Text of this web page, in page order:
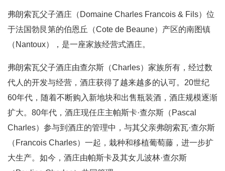
弗朗索瓦父子酒庄（Domaine Charles Francois & Fils）位
于法国勃艮第的伯恩丘（Cote de Beaune）产区的南图镇
（Nantoux），是一座家族经营式酒庄。
弗朗索瓦父子酒庄由查尔斯（Charles）家族所有，经过数
代人的开发与经营，酒庄获得了越来越多的认可。20世纪
60年代，随着不断购入新地块和出售瓶装酒，酒庄规模逐渐
扩大。80年代，酒庄现任庄主帕斯卡·查尔斯（Pascal
Charles）参与到酒庄的管理中，与其父亲弗朗索瓦·查尔斯
（Francois Charles）一起，栽种和移植葡萄藤，进一步扩
大生产。如今，酒庄由帕斯卡及其女儿波林·查尔斯